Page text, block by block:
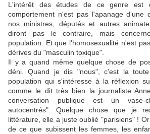
L'intérêt des études de ce genre est
comportement n'est pas l'apanage d'une
nos ministres, députés et autres
diront pas le contraire, mais
population. Et que l'homosexualité n'est
dérives du "masculin toxique".
Il y a quand même quelque chose de
déni. Quand je dis "nous", c'est la
population qui s'intéresse à la réflexion
comme le dit très bien la journaliste
conversation publique est un vase-
autocentrés". Quelque chose que je
littérature, elle a juste oublié "parisiens" !
de ce que subissent les femmes, les